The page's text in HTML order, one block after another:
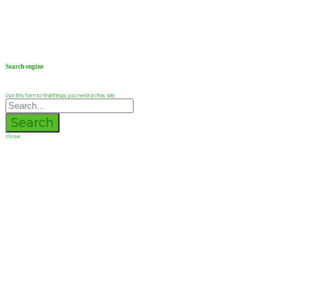
Search engine
Use this form to find things you need on this site
Search
close